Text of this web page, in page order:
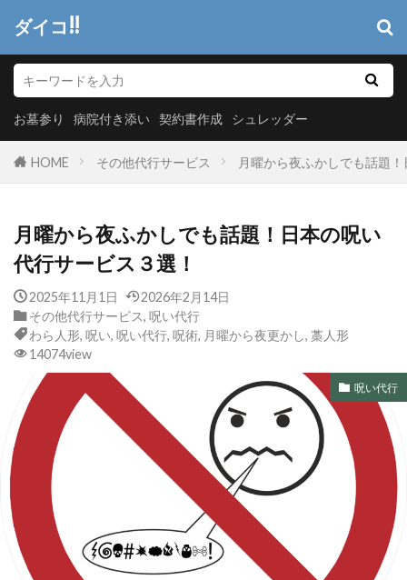
ダイコ!!
お墓参り 病院付き添い 契約書作成 シュレッダー
HOME その他代行サービス 月曜から夜ふかしでも話題
月曜から夜ふかしでも話題！日本の呪い
代行サービス３選！
2025年11月1日
2026年2月14日
その他代行サービス, 呪い代行
わら人形, 呪い, 呪い代行, 呪術, 月曜から夜更かし, 藁人形
14074view
呪い代行